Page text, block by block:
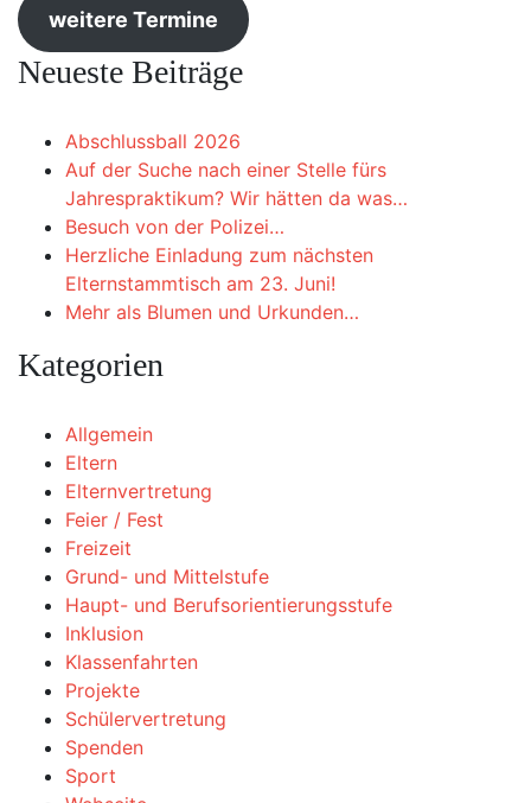
weitere Termine
Neueste Beiträge
Abschlussball 2026
Auf der Suche nach einer Stelle fürs
Jahrespraktikum? Wir hätten da was…
Besuch von der Polizei…
Herzliche Einladung zum nächsten
Elternstammtisch am 23. Juni!
Mehr als Blumen und Urkunden…
Kategorien
Allgemein
Eltern
Elternvertretung
Feier / Fest
Freizeit
Grund- und Mittelstufe
Haupt- und Berufsorientierungsstufe
Inklusion
Klassenfahrten
Projekte
Schülervertretung
Spenden
Sport